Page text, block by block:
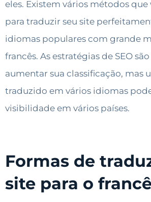
eles. Existem vários métodos que
para traduzir seu site
idiomas populares com grande
francês. As estratégias de SEO
aumentar sua classificação, mas
traduzido em vários idiomas
visibilidade em vários países.
Formas de
site para o